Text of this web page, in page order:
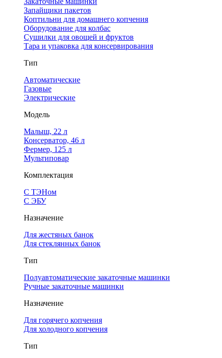
Запайщики пакетов
Коптильни для домашнего копчения
Оборудование для колбас
Сушилки для овощей и фруктов
Тара и упаковка для консервирования
Тип
Автоматические
Газовые
Электрические
Модель
Малыш, 22 л
Консерватор, 46 л
Фермер, 125 л
Мультиповар
Комплектация
С ТЭНом
С ЭБУ
Назначение
Для жестяных банок
Для стеклянных банок
Тип
Полуавтоматические закаточные машинки
Ручные закаточные машинки
Назначение
Для горячего копчения
Для холодного копчения
Тип